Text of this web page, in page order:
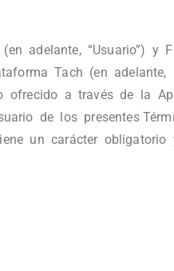
adelante, “Usuario”) y
Tach (en adelante,
ofrecido a través de la
de los presentes
un carácter obligatorio